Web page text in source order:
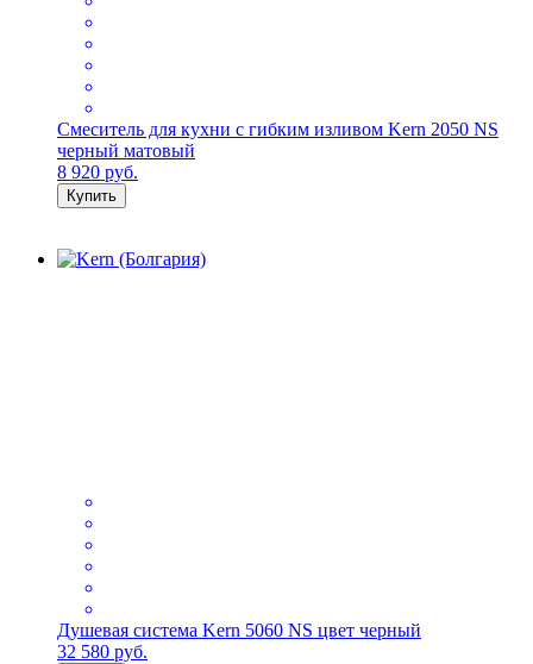
Смеситель для кухни с гибким изливом Kern 2050 NS
черный матовый
8 920 руб.
Купить
Душевая система Kern 5060 NS цвет черный
32 580 руб.